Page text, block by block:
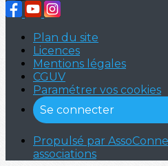
Plan du site
Licences
Mentions légales
CGUV
Paramétrer vos cookies
Se connecter
Propulsé par
associations